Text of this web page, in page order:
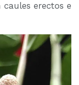
erectos e